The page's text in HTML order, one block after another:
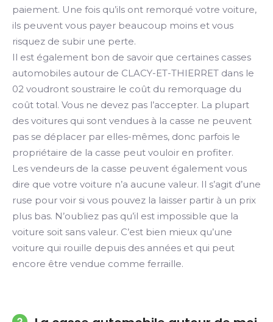
paiement. Une fois qu’ils ont remorqué votre voiture,
ils peuvent vous payer beaucoup moins et vous
risquez de subir une perte.
Il est également bon de savoir que certaines casses
automobiles autour de CLACY-ET-THIERRET dans le
02 voudront soustraire le coût du remorquage du
coût total. Vous ne devez pas l’accepter. La plupart
des voitures qui sont vendues à la casse ne peuvent
pas se déplacer par elles-mêmes, donc parfois le
propriétaire de la casse peut vouloir en profiter.
Les vendeurs de la casse peuvent également vous
dire que votre voiture n’a aucune valeur. Il s’agit d’une
ruse pour voir si vous pouvez la laisser partir à un prix
plus bas. N’oubliez pas qu’il est impossible que la
voiture soit sans valeur. C’est bien mieux qu’une
voiture qui rouille depuis des années et qui peut
encore être vendue comme ferraille.